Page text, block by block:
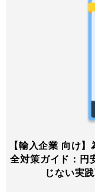
【輸入企業 向け
全対策ガイド：円
じない実